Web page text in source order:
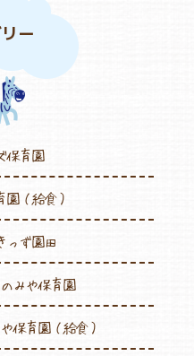
ー
保育園
園（給食）
っず園田
みや保育園
保育園（給食）